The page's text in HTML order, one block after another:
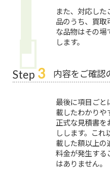
また、対応した
品のうち、買取
な品物はその場
します。
Step 3 内容をご確認
最後に項目ごと
載したわかりや
正式な見積書を
しします。これ
載した額以上の
料金が発生する
はありません。